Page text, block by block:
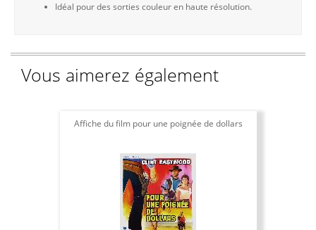
Idéal pour des sorties couleur en haute résolution.
Vous aimerez également
Affiche du film pour une poignée de dollars